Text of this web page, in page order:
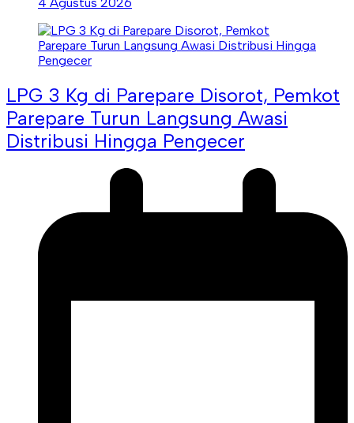
4 Agustus 2026
LPG 3 Kg di Parepare Disorot, Pemkot
Parepare Turun Langsung Awasi
Distribusi Hingga Pengecer